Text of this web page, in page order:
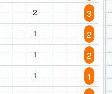
2 3
1 2
1 2
1 1